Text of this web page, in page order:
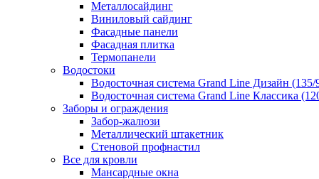
Металлосайдинг
Виниловый сайдинг
Фасадные панели
Фасадная плитка
Термопанели
Водостоки
Водосточная система Grand Line Дизайн (135/
Водосточная система Grand Line Классика
Заборы и ограждения
Забор-жалюзи
Металлический штакетник
Стеновой профнастил
Все для кровли
Мансардные окна